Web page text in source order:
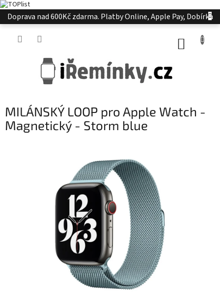
Přejít
na
Doprava nad 600Kč zdarma. Platby Online, Apple Pay, Dobírka
MILÁNSKÝ LOOP pro Apple Watch -
Magnetický - Storm blue